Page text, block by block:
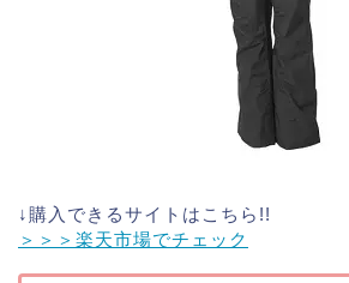
↓購入できるサイトはこちら!!
＞＞＞楽天市場でチェック